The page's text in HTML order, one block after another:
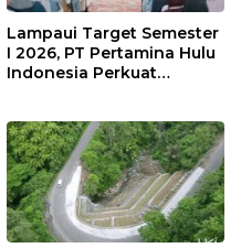
Lampaui Target Semester
I 2026, PT Pertamina Hulu
Indonesia Perkuat
Keselamatan Kerja